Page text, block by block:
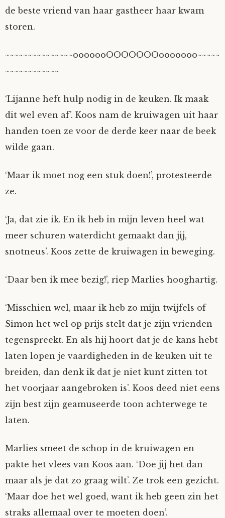
de beste vriend van haar gastheer haar kwam
storen.
~~~~~~~~~~~~~~~ooooooOOOOOOOooooooo~~~~~
~~~~~~~~~~~~
‘Lijanne heft hulp nodig in de keuken. Ik maak
dit wel even af’. Koos nam de kruiwagen uit haar
handen toen ze voor de derde keer naar de beek
wilde gaan.
‘Maar ik moet nog een stuk doen!’, protesteerde
ze.
‘Ja, dat zie ik. En ik heb in mijn leven heel wat
meer schuren waterdicht gemaakt dan jij,
snotneus’. Koos zette de kruiwagen in beweging.
‘Daar ben ik mee bezig!’, riep Marlies hooghartig.
‘Misschien wel, maar ik heb zo mijn twijfels of
Simon het wel op prijs stelt dat je zijn vrienden
tegenspreekt. En als hij hoort dat je de kans hebt
laten lopen je vaardigheden in de keuken uit te
breiden, dan denk ik dat je niet kunt zitten tot
het voorjaar aangebroken is’. Koos deed niet eens
zijn best zijn geamuseerde toon achterwege te
laten.
Marlies smeet de schop in de kruiwagen en
pakte het vlees van Koos aan. ‘Doe jij het dan
maar als je dat zo graag wilt’. Ze trok een gezicht.
‘Maar doe het wel goed, want ik heb geen zin het
straks allemaal over te moeten doen’.